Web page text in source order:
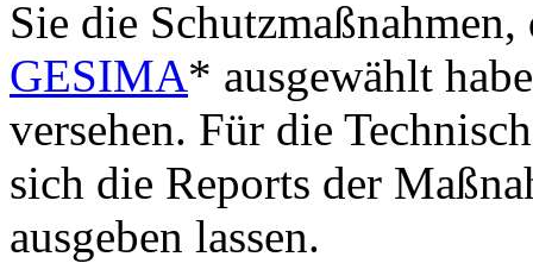
Sie die
GESIMA* ausgewählt
versehen. Für die
sich die Reports der
ausgeben lassen.